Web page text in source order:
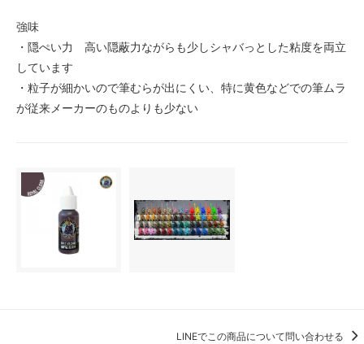
強味
・隠ぺい力 高い隠蔽力ながらも少しシャバっとした粘度を両立
しています
・粒子が細かいので筆むらが出にくい、特に黄色などでの筆ムラ
が従来メーカーのものよりも少ない
LINEでこの商品について問い合わせる